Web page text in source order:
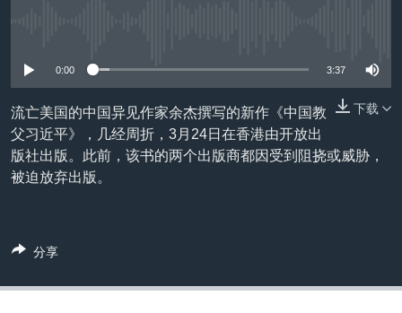
美洲
全球议题
劳工
环境
美中关系
美国建国250周年
埃博拉疫情
美国之音专访
中文广播
关注我们
0:00 3:37
下载
流亡美国的中国异见作家余杰撰写的新作《中国教
父习近平》，几经周折，3月24日在香港由开放出
版社出版。此前，该书的两个出版商都因受到阻挠或威胁，
被迫放弃出版。
分享